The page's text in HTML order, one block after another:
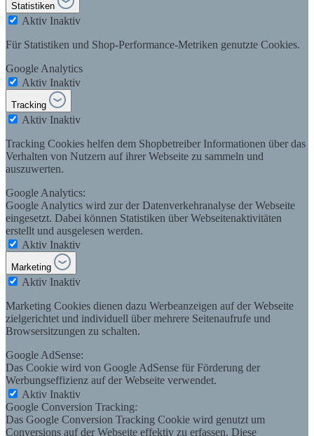
Statistiken
Aktiv Inaktiv
Für Statistiken und Shop-Performance-Metriken genutzte Cookies.
Google Analytics
Aktiv Inaktiv
Tracking
Aktiv Inaktiv
Tracking Cookies helfen dem Shopbetreiber Informationen über das
Verhalten von Nutzern auf ihrer Webseite zu sammeln und
auszuwerten.
Google Analytics:
Google Analytics wird zur der Datenverkehranalyse der Webseite
eingesetzt. Dabei können Statistiken über Webseitenaktivitäten
erstellt und ausgelesen werden.
Aktiv Inaktiv
Marketing
Aktiv Inaktiv
Marketing Cookies dienen dazu Werbeanzeigen auf der Webseite
zielgerichtet und individuell über mehrere Seitenaufrufe und
Browsersitzungen zu schalten.
Google AdSense:
Das Cookie wird von Google AdSense für Förderung der
Werbungseffizienz auf der Webseite verwendet.
Aktiv Inaktiv
Google Conversion Tracking:
Das Google Conversion Tracking Cookie wird genutzt um
Conversions auf der Webseite effektiv zu erfassen. Diese